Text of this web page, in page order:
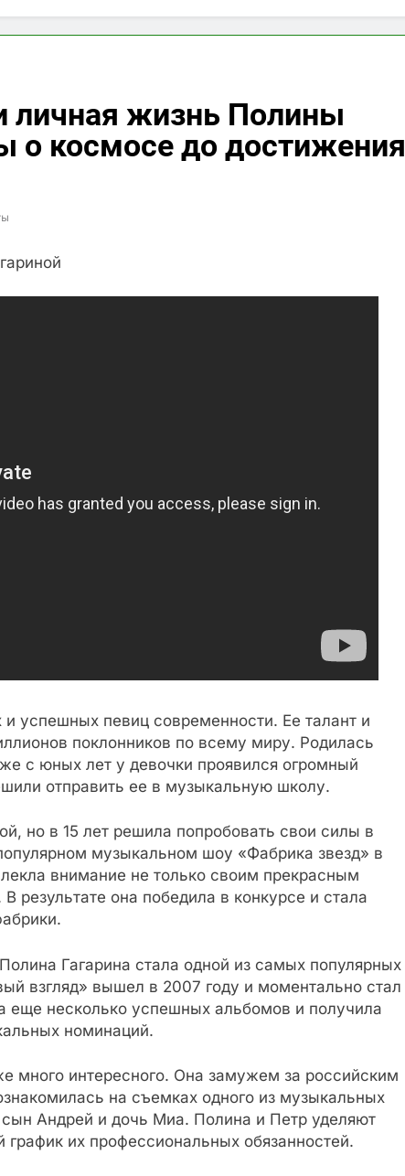
личная жизнь Полины
о космосе до достижения
успешных певиц современности. Ее талант и
поклонников по всему миру. Родилась
с юных лет у девочки проявился огромный
отправить ее в музыкальную школу.
но в 15 лет решила попробовать свои силы в
музыкальном шоу «Фабрика звезд» в
внимание не только своим прекрасным
результате она победила в конкурсе и стала
Гагарина стала одной из самых популярных
взгляд» вышел в 2007 году и моментально стал
еще несколько успешных альбомов и получила
номинаций.
много интересного. Она замужем за российским
на съемках одного из музыкальных
Андрей и дочь Миа. Полина и Петр уделяют
их профессиональных обязанностей.